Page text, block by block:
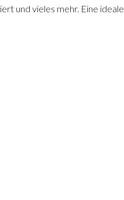
und vieles mehr. Eine ideale